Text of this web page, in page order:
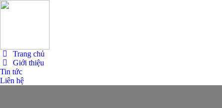
Trang chủ
Giới thiệu
Tin tức
Liên hệ